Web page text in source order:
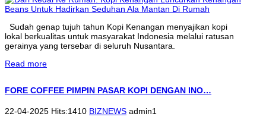
Sudah genap tujuh tahun Kopi Kenangan menyajikan kopi
lokal berkualitas untuk masyarakat Indonesia melalui ratusan
gerainya yang tersebar di seluruh Nusantara.
Read more
FORE COFFEE PIMPIN PASAR KOPI DENGAN INO…
22-04-2025 Hits:1410 BIZNEWS admin1